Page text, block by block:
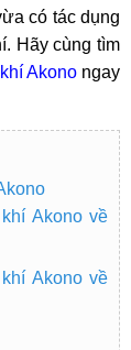
có tác dụng
Hãy cùng tìm
Akonongay
Akono về
Akono về